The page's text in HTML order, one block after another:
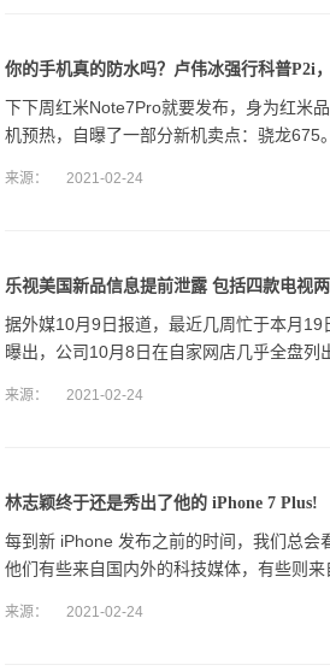
你的手机真的防水吗？卢伟冰强行科普P2i
下下周红米Note7Pro就要发布，身为红米
机预热，自曝了一部分新机卖点：骁龙675。
来源： 2021-02-24
乐视美国新品信息提前泄露 包括四款电视
据外媒10月9日报道，最近几周忙于本月19
曝出，公司10月8日在自家网店几乎全盘列
过忠实的
来源： 2021-02-24
林志颖终于还是秀出了他的 iPhone 7 Plus!
每到新 iPhone 发布之前的时间，我们总会
他们有些来自国内外的科技媒体，有些则
来源： 2021-02-24